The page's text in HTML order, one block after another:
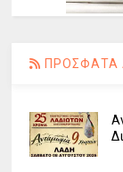
ΠΡΟΣΦΑΤΑ